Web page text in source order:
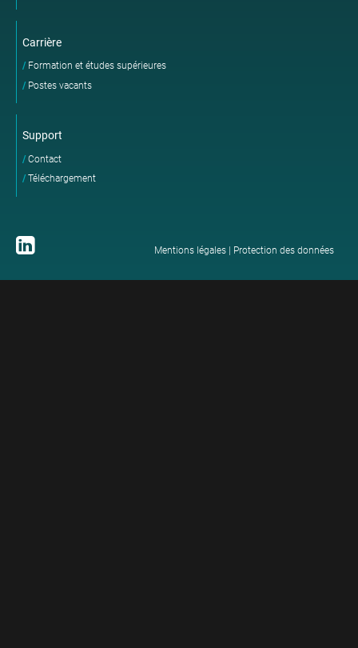
Carrière
Formation et études supérieures
Postes vacants
Support
Contact
Téléchargement
Mentions légales | Protection des données